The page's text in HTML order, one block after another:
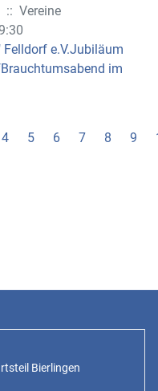
:: Vereine
Felldorf e.V.Jubiläum
im
4 5 6 7 8 9
Bierlingen